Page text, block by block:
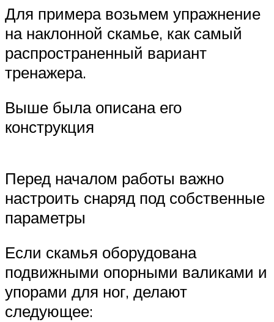
Для примера возьмем упражнение
на наклонной скамье, как самый
распространенный вариант
тренажера.
Выше была описана его
конструкция
Перед началом работы важно
настроить снаряд под собственные
параметры
Если скамья оборудована
подвижными опорными валиками и
упорами для ног, делают
следующее: